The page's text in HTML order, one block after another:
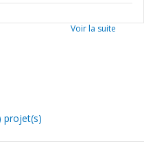
Voir la suite
projet(s)